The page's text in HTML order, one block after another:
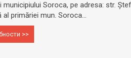
municipiului Soroca, pe adresa: str.
al primăriei mun. Soroca...
>>